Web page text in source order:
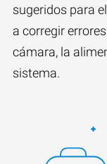
sugeridos para
a corregir
cámara, la
sistema.